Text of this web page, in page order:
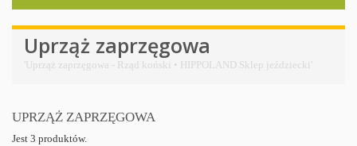
Uprząż zaprzęgowa
'Uprząż zaprzęgowa - Rząd koński • HIPPOLAND Sklep jeździecki'
UPRZĄŻ ZAPRZĘGOWA
Jest 3 produktów.